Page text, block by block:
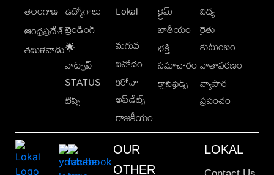
తెలంగాణ
ఆంధ్రప్రదేశ్
తమిళనాడు
ఉద్యోగాలు
ట్రెండింగ్
🌟
వాట్సాప్
STATUS
టిప్స్
Lokal
-
మగువ
వినోదం
కరోనా
అప్‌డేట్స్
రాజకీయం
క్రైమ్
జాతీయం
భక్తి
సమాచారం
క్లాసిఫైడ్స్
విద్య
రైతు
కుటుంబం
వాతావరణం
వ్యాపార
ప్రపంచం
OUR
OTHER
LOKAL